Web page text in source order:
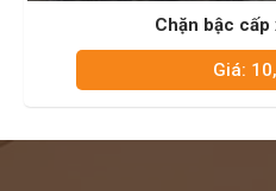
bậc cấp xanh đen 02